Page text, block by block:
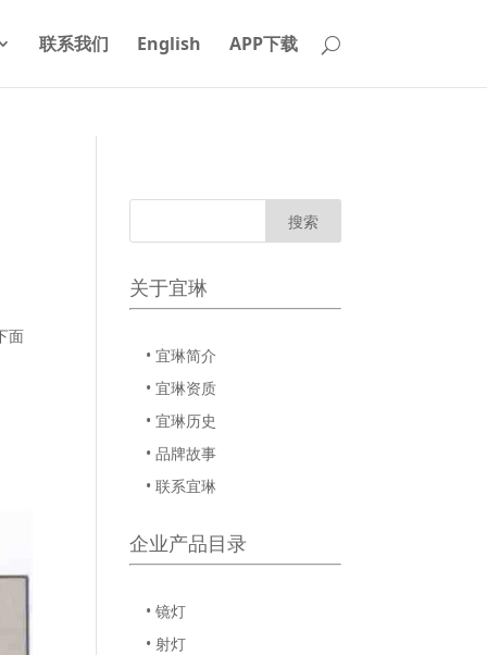
联系我们 English APP下载
面
关于宜琳
• 宜琳简介
• 宜琳资质
• 宜琳历史
• 品牌故事
• 联系宜琳
企业产品目录
• 镜灯
• 射灯